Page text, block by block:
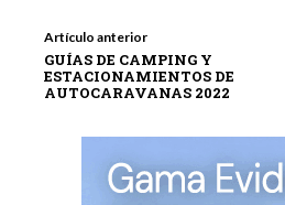
Artículo anterior
GUÍAS DE CAMPING Y
ESTACIONAMIENTOS DE
AUTOCARAVANAS 2022